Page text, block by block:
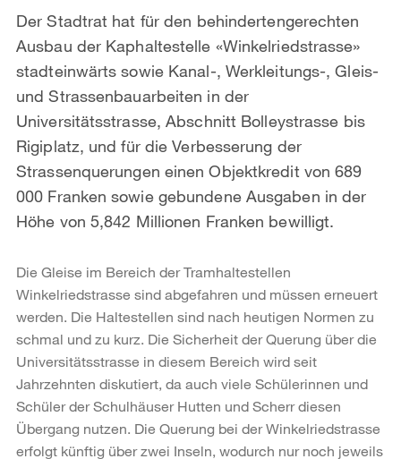
Der Stadtrat hat für den behindertengerechten
Ausbau der Kaphaltestelle «Winkelriedstrasse»
stadteinwärts sowie Kanal-, Werkleitungs-, Gleis-
und Strassenbauarbeiten in der
Universitätsstrasse, Abschnitt Bolleystrasse bis
Rigiplatz, und für die Verbesserung der
Strassenquerungen einen Objektkredit von 689
000 Franken sowie gebundene Ausgaben in der
Höhe von 5,842 Millionen Franken bewilligt.
Die Gleise im Bereich der Tramhaltestellen
Winkelriedstrasse sind abgefahren und müssen erneuert
werden. Die Haltestellen sind nach heutigen Normen zu
schmal und zu kurz. Die Sicherheit der Querung über die
Universitätsstrasse in diesem Bereich wird seit
Jahrzehnten diskutiert, da auch viele Schülerinnen und
Schüler der Schulhäuser Hutten und Scherr diesen
Übergang nutzen. Die Querung bei der Winkelriedstrasse
erfolgt künftig über zwei Inseln, wodurch nur noch jeweils